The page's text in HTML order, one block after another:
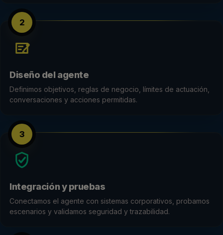
2
Diseño del agente
Definimos objetivos, reglas de negocio, límites de actuación,
conversaciones y acciones permitidas.
3
Integración y pruebas
Conectamos el agente con sistemas corporativos, probamos
escenarios y validamos seguridad y trazabilidad.